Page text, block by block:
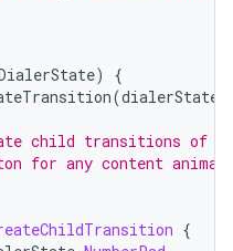
)
{
(dialerState
child transitions of
for any content
{